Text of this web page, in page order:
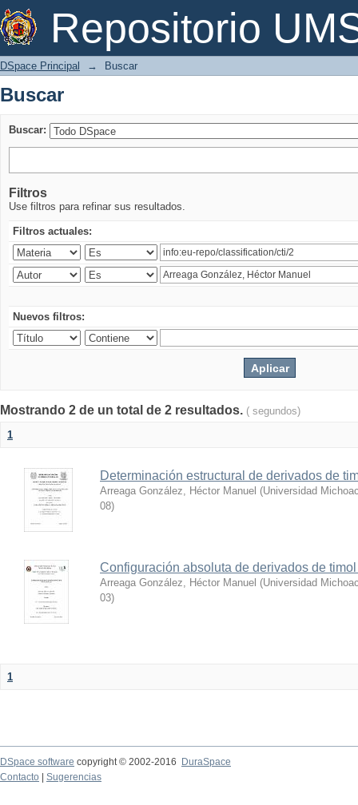
Repositorio
Buscar
DSpace Principal → Buscar
Buscar
Buscar:
Filtros
Use filtros para refinar sus resultados.
Filtros actuales:
Nuevos filtros:
Mostrando 2 de un total de 2 resultados. ( segundos)
1
Determinación estructural de derivados de
Arreaga González, Héctor Manuel (Universidad
08)
Configuración absoluta de derivados de
Arreaga González, Héctor Manuel (Universidad
03)
1
DSpace software copyright © 2002-2016
DuraSpace
Contacto
Sugerencias